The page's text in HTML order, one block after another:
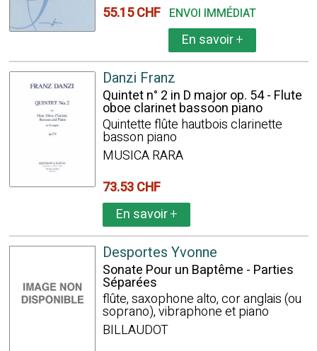
55.15 CHF ENVOI IMMÉDIAT
En savoir+
Danzi Franz
Quintet n° 2 in D major op. 54 - Flute
oboe clarinet bassoon piano
Quintette flûte hautbois clarinette
basson piano
MUSICA RARA
73.53 CHF
En savoir+
Desportes Yvonne
Sonate Pour un Baptême - Parties
Séparées
flûte, saxophone alto, cor anglais (ou
soprano), vibraphone et piano
BILLAUDOT